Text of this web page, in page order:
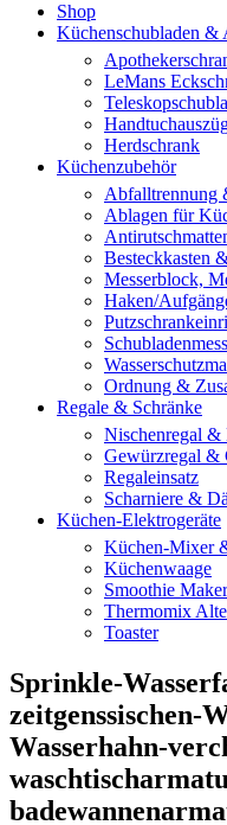
Shop
Küchenschubladen &
LeMans
Herdschrank
Küchenzubehör
Abfalltrennung
Ablagen für
Besteckkasten
Messerblock,
Haken/
Ordnung &
Regale & Schränke
Nischenregal &
Gewürzregal &
Regaleinsatz
Scharniere &
Küchen-Elektrogeräte
Küchen-Mixer
Küchenwaage
Smoothie Maker
Thermomix
Toaster
Sprinkle-
zeitgenssischen-
Wasserhahn-